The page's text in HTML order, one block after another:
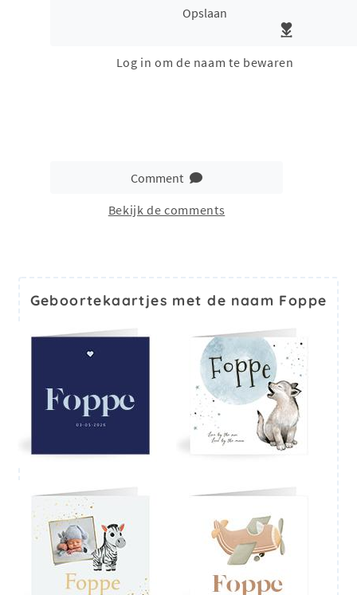
Opslaan
Log in om de naam te bewaren
Comment
Bekijk de comments
Geboortekaartjes met de naam Foppe